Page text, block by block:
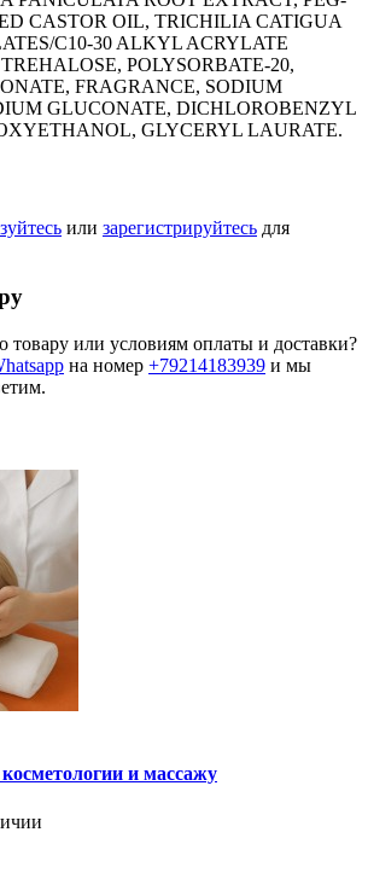
CASTOR OIL, TRICHILIA CATIGUA
C10-30 ALKYL ACRYLATE
POLYSORBATE-20,
FRAGRANCE, SODIUM
GLUCONATE, DICHLOROBENZYL
GLYCERYL LAURATE.
или зарегистрируйтесь для
товару или условиям оплаты и доставки?
на номер +79214183939 и мы
и массажу